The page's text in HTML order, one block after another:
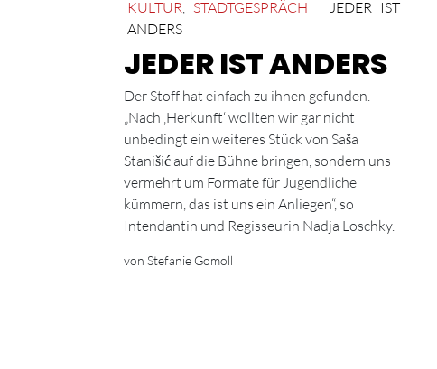
KULTUR STADTGESPRÄCH
JEDER IST
ANDERS
JEDER IST ANDERS
Der Stoff hat einfach zu ihnen gefunden.
„Nach ‚Herkunft‘ wollten wir gar nicht
unbedingt ein weiteres Stück von Saša
Stanišić auf die Bühne bringen, sondern uns
vermehrt um Formate für Jugendliche
kümmern, das ist uns ein Anliegen“, so
Intendantin und Regisseurin Nadja Loschky.
von Stefanie Gomoll